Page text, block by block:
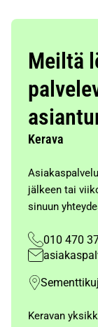
Meiltä
Kerava
jälkeen tai
sinuun
010 470
Keravan